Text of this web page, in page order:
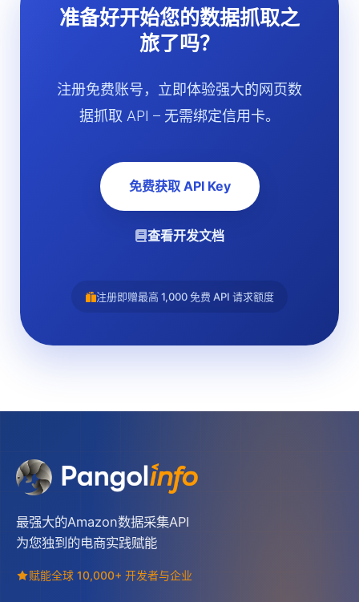
准备好开始您的数据抓取之
旅了吗？
注册免费账号，立即体验强大的网页数
据抓取 API – 无需绑定信用卡。
免费获取 API Key
查看开发文档
注册即赠最高 1,000 免费 API 请求额度
最强大的Amazon数据采集API
为您独到的电商实践赋能
赋能全球 10,000+ 开发者与企业